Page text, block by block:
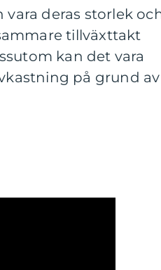
deras storlek
tillväxttakt
kan det vara
på grund av